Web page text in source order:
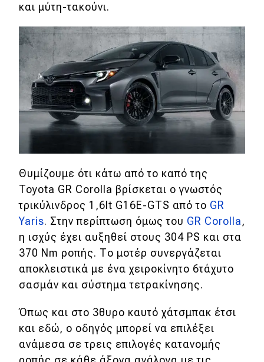
Test Drive
Δοκιμή
Αποστολή
Συγκρίνουμε
Formula 1
WRC
Motorsport
Eco
Νέα
Τεχνολογία
Mobility
Σταθμοί φόρτισης
και μύτη-τακούνι.
Θυμίζουμε ότι κάτω από το καπό της
Toyota GR Corolla βρίσκεται ο γνωστός
τρικύλινδρος 1,6lt G16E-GTS από το GR
Yaris. Στην περίπτωση όμως του GR Corolla,
η ισχύς έχει αυξηθεί στους 304 PS και στα
370 Nm ροπής. Το μοτέρ συνεργάζεται
αποκλειστικά με ένα χειροκίνητο 6τάχυτο
σασμάν και σύστημα τετρακίνησης.
Όπως και στο 3θυρο καυτό χάτσμπακ έτσι
και εδώ, ο οδηγός μπορεί να επιλέξει
ανάμεσα σε τρεις επιλογές κατανομής